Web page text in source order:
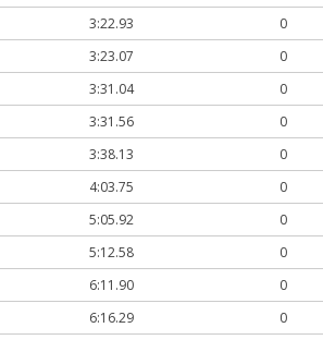
3:22.93
0
3:23.07
0
3:31.04
0
3:31.56
0
3:38.13
0
4:03.75
0
5:05.92
0
5:12.58
0
6:11.90
0
6:16.29 0